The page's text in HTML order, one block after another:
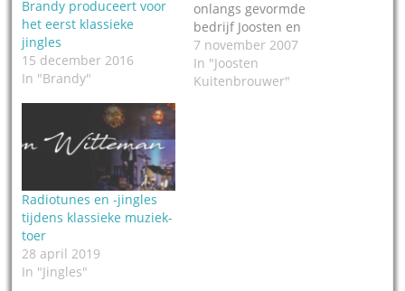
Brandy produceert voor
het eerst klassieke
jingles
15 december 2016
In "Brandy"
onlangs gevormde
bedrijf Joosten en
Kuitenbrouwer heeft de
nieuwe
zendervormgeving voor
7 november 2007
In "Joosten
Kuitenbrouwer"
Radiotunes en -jingles
tijdens klassieke muziek-
toer
28 april 2019
In "Jingles"